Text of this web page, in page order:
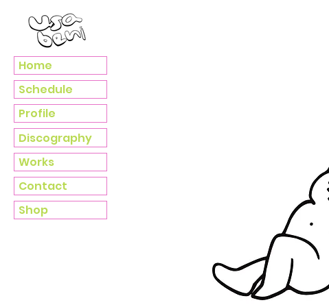
Home
Schedule
Profile
Discography
Works
Contact
Shop